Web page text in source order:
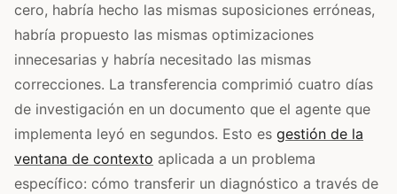
cero, habría hecho las mismas suposiciones erróneas,
habría propuesto las mismas optimizaciones
innecesarias y habría necesitado las mismas
correcciones. La transferencia comprimió cuatro días
de investigación en un documento que el agente que
implementa leyó en segundos. Esto es gestión de la
ventana de contexto aplicada a un problema
específico: cómo transferir un diagnóstico a través de